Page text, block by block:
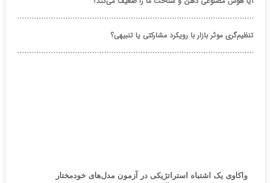
تنظیم‌گری موثر بازار با رویکرد مشارکتی یا تنبیهی؟
واکاوی یک اشتباه استراتژیکی در آزمون مدل‌های خودمختار